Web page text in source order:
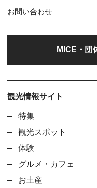
お問い合わせ
MICE・団
観光情報サイト
特集
観光スポット
体験
グルメ・カフェ
お土産